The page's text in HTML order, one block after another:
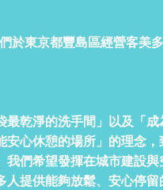
於東京都豐島區經營客美
最乾淨的洗手間」以及「成
安心休憩的場所」的理念，
我們希望發揮在城市建設與
人提供能夠放鬆、安心停留